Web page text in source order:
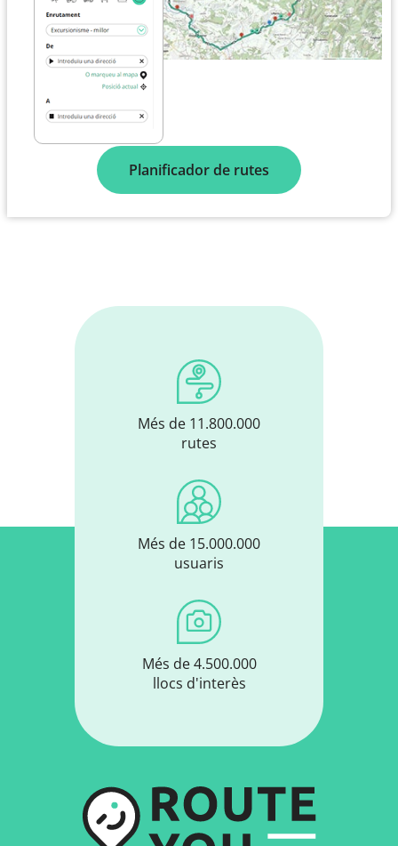
Planificador de rutes
Més de 11.800.000
rutes
Més de 15.000.000
usuaris
Més de 4.500.000
llocs d'interès